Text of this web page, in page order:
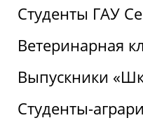
Студенты ГАУ
Ветеринарная
Выпускники
Студенты-